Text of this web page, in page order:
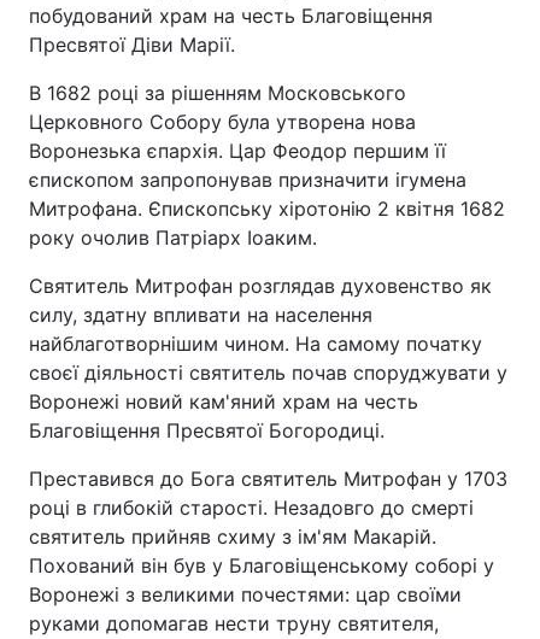
побудований храм на честь Благовіщення
Пресвятої Діви Марії.
В 1682 році за рішенням Московського
Церковного Собору була утворена нова
Воронезька єпархія. Цар Феодор першим її
єпископом запропонував призначити ігумена
Митрофана. Єпископську хіротонію 2 квітня 1682
року очолив Патріарх Іоаким.
Святитель Митрофан розглядав духовенство як
силу, здатну впливати на населення
найблаготворнішим чином. На самому початку
своєї діяльності святитель почав споруджувати у
Воронежі новий кам'яний храм на честь
Благовіщення Пресвятої Богородиці.
Преставився до Бога святитель Митрофан у 1703
році в глибокій старості. Незадовго до смерті
святитель прийняв схиму з ім'ям Макарій.
Похований він був у Благовіщенському соборі у
Воронежі з великими почестями: цар своїми
руками допомагав нести труну святителя,